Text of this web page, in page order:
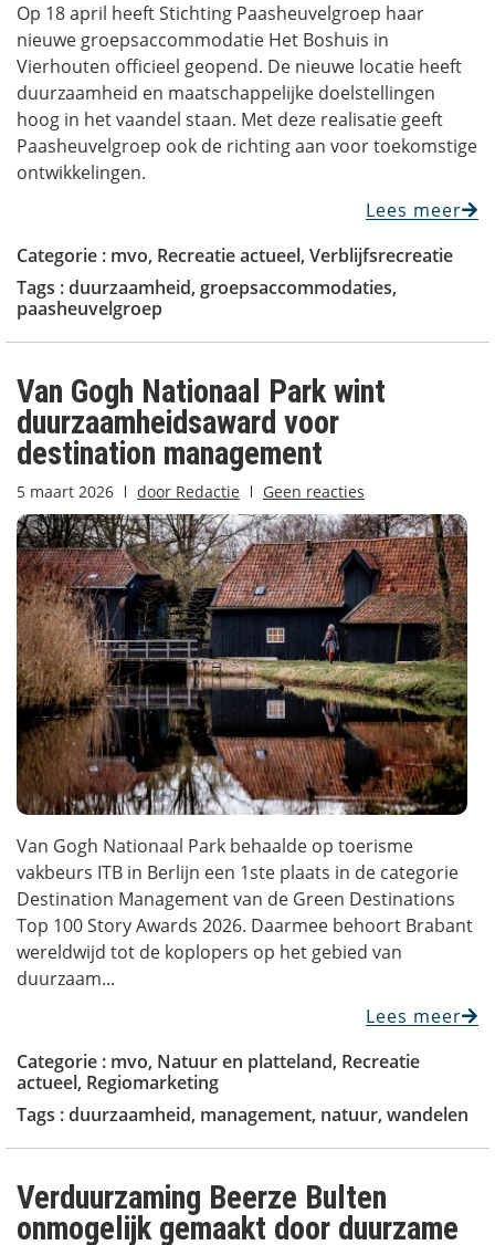
Op 18 april heeft Stichting Paasheuvelgroep haar
nieuwe groepsaccommodatie Het Boshuis in
Vierhouten officieel geopend. De nieuwe locatie heeft
duurzaamheid en maatschappelijke doelstellingen
hoog in het vaandel staan. Met deze realisatie geeft
Paasheuvelgroep ook de richting aan voor toekomstige
ontwikkelingen.
Lees meer
Categorie : mvo, Recreatie actueel, Verblijfsrecreatie
Tags :duurzaamheid, groepsaccommodaties,
paasheuvelgroep
Van Gogh Nationaal Park wint
duurzaamheidsaward voor
destination management
5 maart 2026 door Redactie Geen reacties
Van Gogh Nationaal Park behaalde op toerisme
vakbeurs ITB in Berlijn een 1ste plaats in de categorie
Destination Management van de Green Destinations
Top 100 Story Awards 2026. Daarmee behoort Brabant
wereldwijd tot de koplopers op het gebied van
duurzaam...
Lees meer
Categorie : mvo, Natuur en platteland, Recreatie
actueel, Regiomarketing
Tags :duurzaamheid, management, natuur, wandelen
Verduurzaming Beerze Bulten
onmogelijk gemaakt door duurzame